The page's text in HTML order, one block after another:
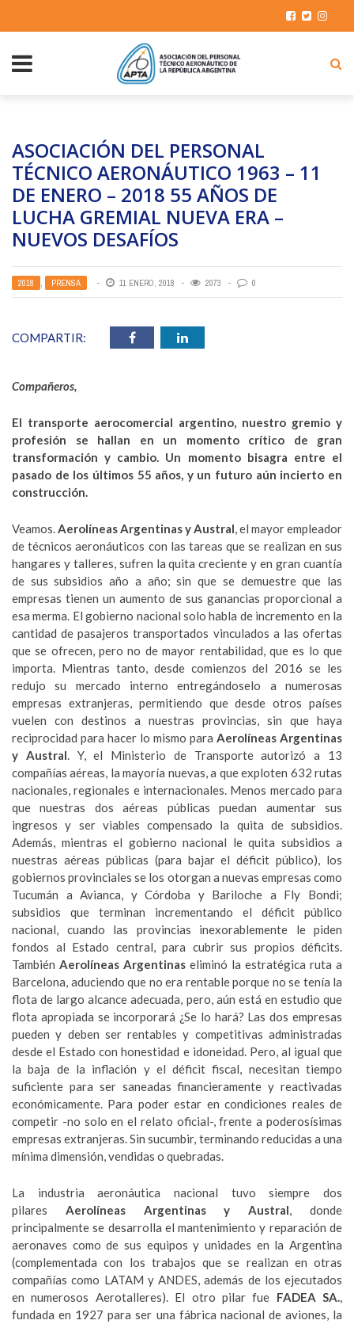
ASOCIACIÓN DEL PERSONAL
TÉCNICO AERONÁUTICO 1963 – 11
DE ENERO – 2018 55 AÑOS DE
LUCHA GREMIAL NUEVA ERA –
NUEVOS DESAFÍOS
2018 , PRENSA 11 ENERO, 2018 2073 0
COMPARTIR:
Compañeros,
El transporte aerocomercial argentino, nuestro gremio y
profesión se hallan en un momento crítico de gran
transformación y cambio. Un momento bisagra entre el
pasado de los últimos 55 años, y un futuro aún incierto en
construcción.
Veamos.Aerolíneas Argentinas y Austral, el mayor empleador
de técnicos aeronáuticos con las tareas que se realizan en sus
hangares y talleres, sufren la quita creciente y en gran cuantía
de sus subsidios año a año; sin que se demuestre que las
empresas tienen un aumento de sus ganancias proporcional a
esa merma. El gobierno nacional solo habla de incremento en la
cantidad de pasajeros transportados vinculados a las ofertas
que se ofrecen, pero no de mayor rentabilidad, que es lo que
importa. Mientras tanto, desde comienzos del 2016 se les
redujo su mercado interno entregándoselo a numerosas
empresas extranjeras, permitiendo que desde otros países
vuelen con destinos a nuestras provincias, sin que haya
reciprocidad para hacer lo mismo para Aerolíneas Argentinas
y Austral. Y, el Ministerio de Transporte autorizó a 13
compañías aéreas, la mayoría nuevas, a que exploten 632 rutas
nacionales, regionales e internacionales. Menos mercado para
que nuestras dos aéreas públicas puedan aumentar sus
ingresos y ser viables compensado la quita de subsidios.
Además, mientras el gobierno nacional le quita subsidios a
nuestras aéreas públicas (para bajar el déficit público), los
gobiernos provinciales se los otorgan a nuevas empresas como
Tucumán a Avianca, y Córdoba y Bariloche a Fly Bondi;
subsidios que terminan incrementando el déficit público
nacional, cuando las provincias inexorablemente le piden
fondos al Estado central, para cubrir sus propios déficits.
También Aerolíneas Argentinas eliminó la estratégica ruta a
Barcelona, aduciendo que no era rentable porque no se tenía la
flota de largo alcance adecuada, pero, aún está en estudio que
flota apropiada se incorporará ¿Se lo hará? Las dos empresas
pueden y deben ser rentables y competitivas administradas
desde el Estado con honestidad e idoneidad. Pero, al igual que
la baja de la inflación y el déficit fiscal, necesitan tiempo
suficiente para ser saneadas financieramente y reactivadas
económicamente. Para poder estar en condiciones reales de
competir -no solo en el relato oficial-, frente a poderosísimas
empresas extranjeras. Sin sucumbir, terminando reducidas a una
mínima dimensión, vendidas o quebradas.
La industria aeronáutica nacional tuvo siempre dos
pilares Aerolíneas Argentinas y Austral, donde
principalmente se desarrolla el mantenimiento y reparación de
aeronaves como de sus equipos y unidades en la Argentina
(complementada con los trabajos que se realizan en otras
compañías como LATAM y ANDES, además de los ejecutados
en numerosos Aerotalleres). El otro pilar fue FADEA SA.,
fundada en 1927 para ser una fábrica nacional de aviones, la